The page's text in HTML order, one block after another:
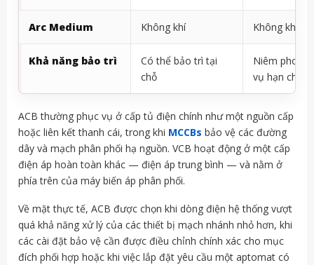
Arc Medium Không khí Không khí
Khả năng bảo trì
Có thể bảo trì tại
chỗ
Niêm
vụ hạn chế
ACB thường phục vụ ở cấp tủ điện chính như một nguồn cấp
hoặc liên kết thanh cái, trong khi MCCBs bảo vệ các đường
dây và mạch phân phối hạ nguồn. VCB hoạt động ở một cấp
điện áp hoàn toàn khác — điện áp trung bình — và nằm ở
phía trên của máy biến áp phân phối.
Về mặt thực tế, ACB được chọn khi dòng điện hệ thống vượt
quá khả năng xử lý của các thiết bị mạch nhánh nhỏ hơn, khi
các cài đặt bảo vệ cần được điều chỉnh chính xác cho mục
đích phối hợp hoặc khi việc lắp đặt yêu cầu một aptomat có